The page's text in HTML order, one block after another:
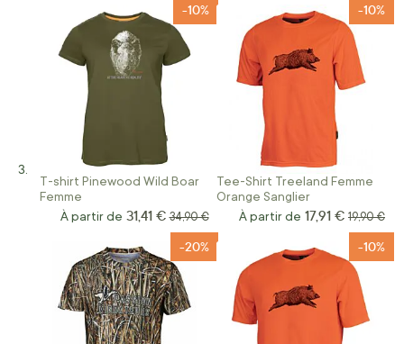
T-shirt Pinewood Wild Boar
Femme
-10%
À partir de 31,41 € Prix normal
34,90 €
Tee-Shirt Treeland Femme
Orange Sanglier
-10%
À partir de 17,91 € Prix
19,90 €
-20% -10%